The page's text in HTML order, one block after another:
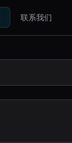
联系我们